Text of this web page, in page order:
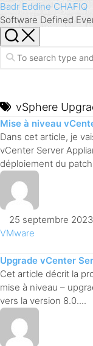
Skip
to
content
Badr Eddine CHAFIQ
Software Defined
vSphere
Mise à niveau
Dans cet article, je
vCenter Server
déploiement du
25 septembre 2023
VMware
Upgrade vCenter
Cet article décrit la
mise à niveau –
vers la version 8.0....